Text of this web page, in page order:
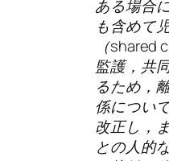
ある場合
も含めて
（shared
監護，共
るため，
係につい
改正し，
との人的